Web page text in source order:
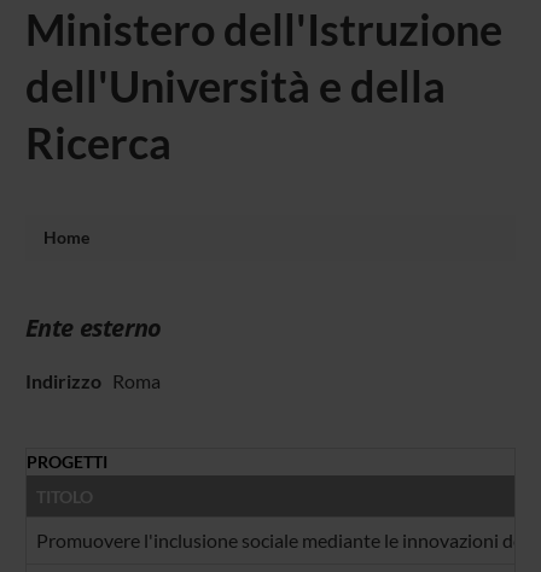
Ministero dell'Istruzione
dell'Università e della
Ricerca
Home
Ente esterno
IndirizzoRoma
PROGETTI
TITOLO
Promuovere l'inclusione sociale mediante le innovazioni del